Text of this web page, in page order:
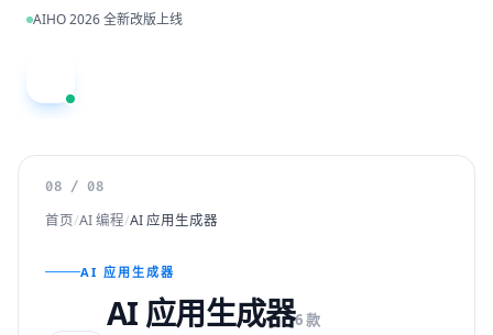
跳到主内容
AIHO 2026 全新改版上线
08 / 08
首页/AI 编程/AI 应用生成器
AI 应用生成器
AI 应用生成器6 款